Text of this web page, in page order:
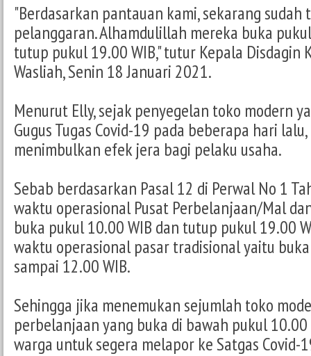
"Berdasarkan pantauan kami, sekarang sudah
pelanggaran. Alhamdulillah mereka buka
tutup pukul 19.00 WIB," tutur Kepala Disdagin
Wasliah, Senin 18 Januari 2021.
Menurut Elly, sejak penyegelan toko modern
Gugus Tugas Covid-19 pada beberapa hari
menimbulkan efek jera bagi pelaku usaha.
Sebab berdasarkan Pasal 12 di Perwal No 1
waktu operasional Pusat Perbelanjaan/Mal
buka pukul 10.00 WIB dan tutup pukul 19.00
waktu operasional pasar tradisional yaitu
sampai 12.00 WIB.
Sehingga jika menemukan sejumlah toko
perbelanjaan yang buka di bawah pukul 10.00
warga untuk segera melapor ke Satgas Covid-